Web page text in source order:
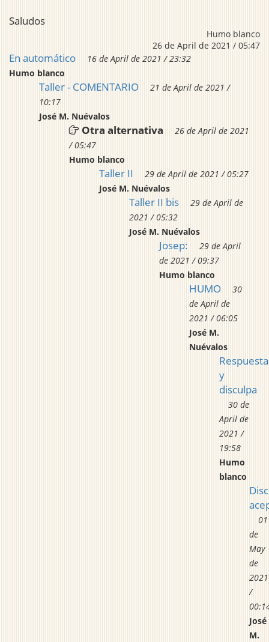
Saludos
Humo blanco
26 de April de 2021 / 05:47
En automático
16 de April de 2021 / 23:32
Humo blanco
Taller - COMENTARIO
21 de April de 2021 /
10:17
José M. Nuévalos
Otra alternativa
26 de April de 2021
/ 05:47
Humo blanco
Taller II
29 de April de 2021 / 05:27
José M. Nuévalos
Taller II bis
29 de April de
2021 / 05:32
José M. Nuévalos
Josep:
29 de April
de 2021 / 09:37
Humo blanco
HUMO
30
de April de
2021 / 06:05
José M.
Nuévalos
Respuesta
y
disculpa
30 de
April de
2021 /
19:58
Humo
blanco
01
de
May
de
2021
/
José
M.